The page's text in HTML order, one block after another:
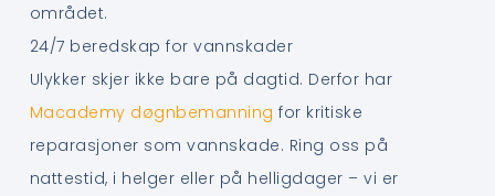
området.
24/7 beredskap for vannskader
Ulykker skjer ikke bare på dagtid. Derfor har
Macademy døgnbemanning for kritiske
reparasjoner som vannskade. Ring oss på
nattestid, i helger eller på helligdager – vi er